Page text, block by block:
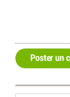
Poster un